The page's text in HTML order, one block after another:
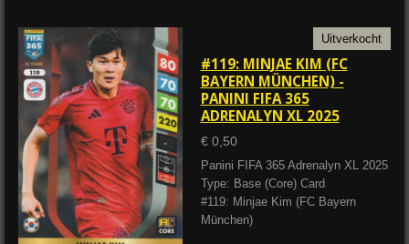
Uitverkocht
#119: MINJAE KIM (FC
BAYERN MÜNCHEN) -
PANINI FIFA 365
ADRENALYN XL 2025
€ 0,50
Panini FIFA 365 Adrenalyn XL 2025
Type: Base (Core) Card
#119: Minjae Kim (FC Bayern
München)